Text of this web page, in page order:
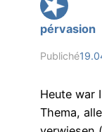
pérvasion
Publiché
Heute war
Thema,